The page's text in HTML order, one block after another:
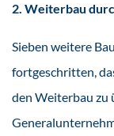
2. Weiterbau
Sieben weitere
fortgeschritten,
den Weiterbau zu